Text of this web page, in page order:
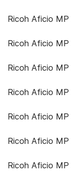
Ricoh Aficio MP
Ricoh Aficio
Ricoh Aficio
Ricoh Aficio
Ricoh Aficio
Ricoh Aficio
Ricoh Aficio